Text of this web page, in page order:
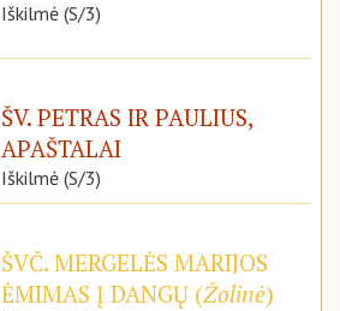
Iškilmė (S/3)
ŠV. PETRAS IR PAULIUS,
APAŠTALAI
Iškilmė (S/3)
ŠVČ. MERGELĖS MARIJOS
ĖMIMAS Į DANGŲ (Žolinė)